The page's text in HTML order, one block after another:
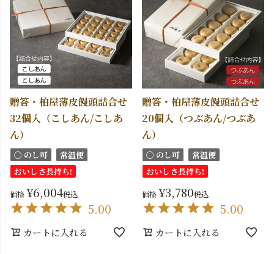
贈答・柏屋薄皮饅頭詰合せ
32個入（こしあん/こしあ
ん）
〇 のし可
常温便
おいしさ長持ち!
価格 ¥6,004税込
5.00
カートに入れる
贈答・柏屋薄皮饅頭詰合せ
20個入（つぶあん/つぶあ
ん）
〇 のし可
常温便
おいしさ長持ち!
価格 ¥3,780税込
5.00
カートに入れる